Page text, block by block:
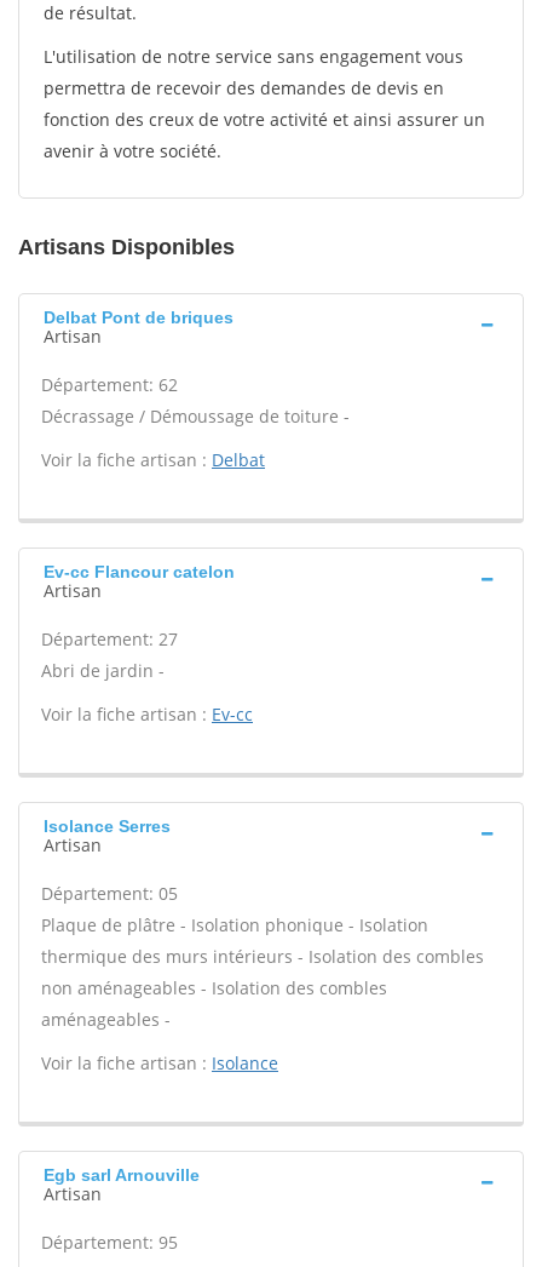
de résultat.
L'utilisation de notre service sans engagement vous
permettra de recevoir des demandes de devis en
fonction des creux de votre activité et ainsi assurer un
avenir à votre société.
Artisans Disponibles
Delbat Pont de briques
Artisan
Département: 62
Décrassage / Démoussage de toiture -
Voir la fiche artisan : Delbat
Ev-cc Flancour catelon
Artisan
Département: 27
Abri de jardin -
Voir la fiche artisan : Ev-cc
Isolance Serres
Artisan
Département: 05
Plaque de plâtre - Isolation phonique - Isolation
thermique des murs intérieurs - Isolation des combles
non aménageables - Isolation des combles
aménageables -
Voir la fiche artisan : Isolance
Egb sarl Arnouville
Artisan
Département: 95